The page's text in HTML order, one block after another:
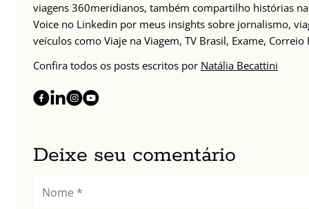
viagens 360meridianos, também compartilho histórias
Voice no Linkedin por meus insights sobre jornalismo,
veículos como Viaje na Viagem, TV Brasil, Exame,
Confira todos os posts escritos por Natália Becattini
Deixe seu comentário